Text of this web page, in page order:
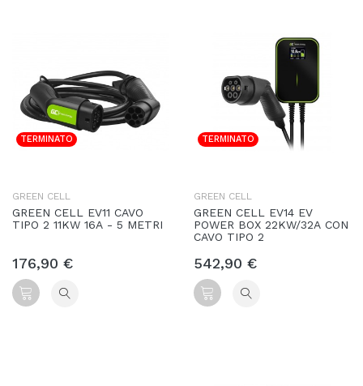
TERMINATO
GREEN CELL
GREEN CELL EV11 CAVO
TIPO 2 11KW 16A - 5 METRI
176,90 €
TERMINATO
GREEN CELL
GREEN CELL EV14 EV
POWER BOX 22KW/32A CON
CAVO TIPO 2
542,90 €